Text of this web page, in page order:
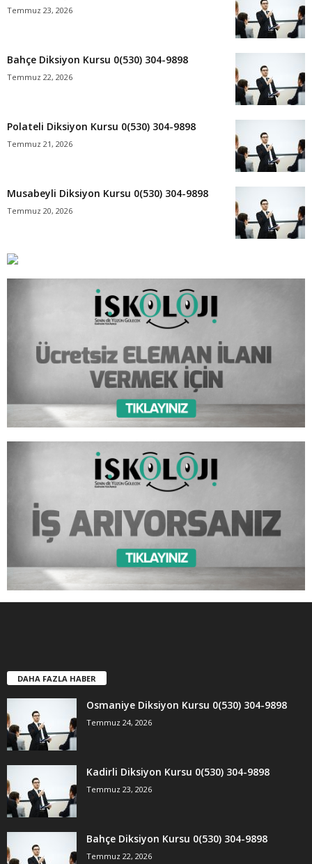
Temmuz 23, 2026
Bahçe Diksiyon Kursu 0(530) 304-9898
Temmuz 22, 2026
Polateli Diksiyon Kursu 0(530) 304-9898
Temmuz 21, 2026
Musabeyli Diksiyon Kursu 0(530) 304-9898
Temmuz 20, 2026
DAHA FAZLA HABER
Osmaniye Diksiyon Kursu 0(530) 304-9898
Temmuz 24, 2026
Kadirli Diksiyon Kursu 0(530) 304-9898
Temmuz 23, 2026
Bahçe Diksiyon Kursu 0(530) 304-9898
Temmuz 22, 2026